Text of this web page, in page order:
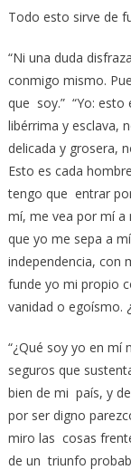
Todo esto sirve de
“Ni una duda
conmigo mismo.
que soy.” “Yo: esto
libérrima y esclava,
delicada y grosera,
Esto es cada
tengo que entrar
mí, me vea por mí a
que yo me sepa a
independencia, con
funde yo mi propio
vanidad o egoísmo.
“¿Qué soy yo en mí
seguros que
bien de mi país, y
por ser digno
miro las cosas
de un triunfo